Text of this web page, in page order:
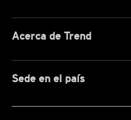
Acerca de Trend
Sede en el país